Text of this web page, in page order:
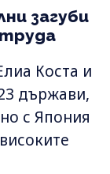
загуби
Коста и
държави,
с Япония